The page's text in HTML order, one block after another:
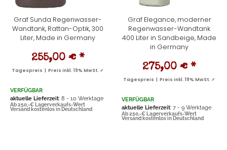
Graf Sunda Regenwasser-
Wandtank, Rattan-Optik, 300
Liter, Made in Germany
255,00 € *
Tagespreis | Preis inkl. 19% MwSt. ✓
VERFÜGBAR
aktuelle Lieferzeit: 8 - 10 Werktage
Ab 250,-€ Lagerverkaufs-Wert
Versand kostenlos in Deutschland
Graf Elegance, moderner
Regenwasser-Wandtank
400 Liter in Sandbeige, Made
in Germany
275,00 € *
Tagespreis | Preis inkl. 19% MwSt. ✓
VERFÜGBAR
aktuelle Lieferzeit: 7 - 9 Werktage
Ab 250,-€ Lagerverkaufs-Wert
Versand kostenlos in Deutschland